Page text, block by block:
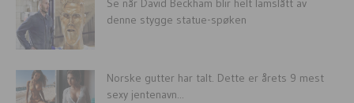
Se når David Beckham blir helt lamslått av
denne stygge statue-spøken
Norske gutter har talt. Dette er årets 9 mest
sexy jentenavn...